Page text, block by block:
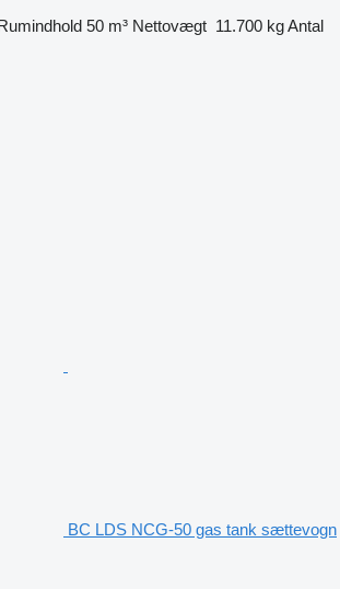
50 m³ Nettovægt 11.700 kgAntal
BC LDS NCG-50 gas tank sættevogn